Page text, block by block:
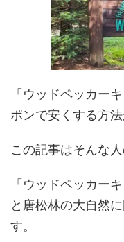
「ウッドペッカー
ポンで安くする方法
この記事はそんな
「ウッドペッカー
と唐松林の大自然
す。